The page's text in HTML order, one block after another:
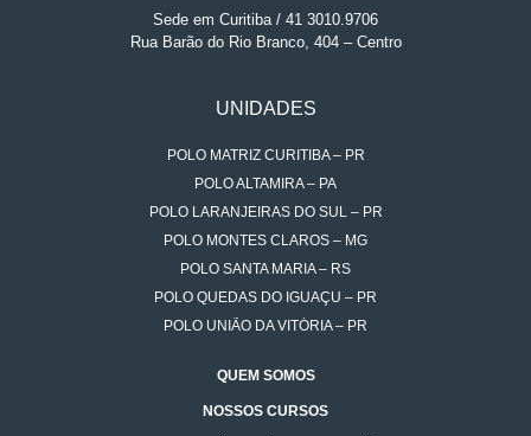
Sede em Curitiba / 41 3010.9706
Rua Barão do Rio Branco, 404 – Centro
UNIDADES
POLO MATRIZ CURITIBA – PR
POLO ALTAMIRA – PA
POLO LARANJEIRAS DO SUL – PR
POLO MONTES CLAROS – MG
POLO SANTA MARIA – RS
POLO QUEDAS DO IGUAÇU – PR
POLO UNIÃO DA VITÓRIA – PR
QUEM SOMOS
NOSSOS CURSOS